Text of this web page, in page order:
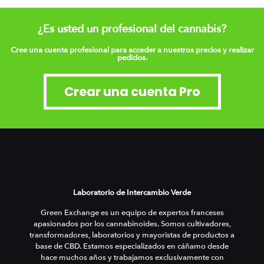
¿Es usted un profesional del cannabis?
Cree una cuenta profesional para acceder a nuestros precios y realizar
pedidos.
Crear una cuenta Pro
Laboratorio de Intercambio Verde
Green Exchange es un equipo de expertos franceses
apasionados por los cannabinoides. Somos cultivadores,
transformadores, laboratorios y mayoristas de productos a
base de CBD. Estamos especializados en cáñamo desde
hace muchos años y trabajamos exclusivamente con